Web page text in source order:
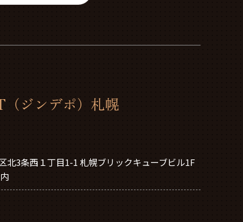
ジンデポ）札幌
北3条西１丁目1-1 札幌ブリックキューブビル1F